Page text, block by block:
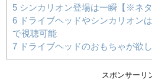
5 シンカリオン登場は一瞬【※ネタ
6 ドライブヘッドやシンカリオン
で視聴可能
7 ドライブヘッドのおもちゃが欲
スポンサーリ